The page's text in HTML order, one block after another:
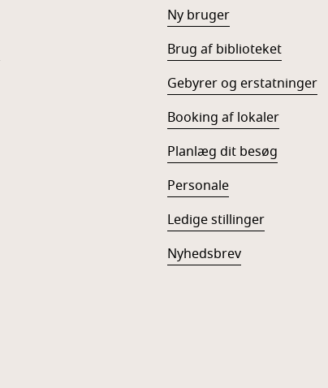
Ny bruger
Brug af biblioteket
Gebyrer og erstatninger
Booking af lokaler
Planlæg dit besøg
Personale
Ledige stillinger
Nyhedsbrev